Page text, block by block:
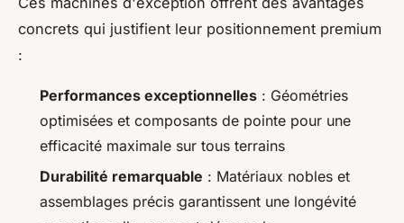
concrets qui justifient leur positionnement premium
:
Performances exceptionnelles : Géométries
optimisées et composants de pointe pour une
efficacité maximale sur tous terrains
Durabilité remarquable : Matériaux nobles et
assemblages précis garantissent une longévité